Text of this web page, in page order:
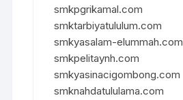
smkpgrikamal.com
smktarbiyatululum.com
smkyasalam-elummah.com
smkpelitaynh.com
smkyasinacigombong.com
smknahdatululama.com